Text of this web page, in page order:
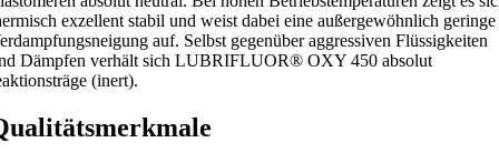
exzellent stabil und weist dabei eine außergewöhnlich geringe
auf. Selbst gegenüber aggressiven Flüssigkeiten
Dämpfen verhält sich LUBRIFLUOR® OXY 450 absolut
(inert).